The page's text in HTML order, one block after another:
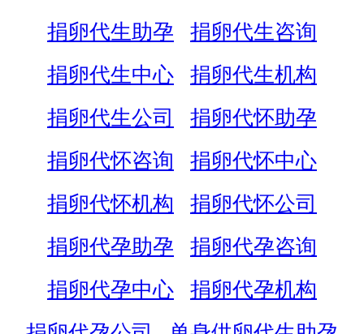
捐卵代生助孕
捐卵代生咨询
捐卵代生中心
捐卵代生机构
捐卵代生公司
捐卵代怀助孕
捐卵代怀咨询
捐卵代怀中心
捐卵代怀机构
捐卵代怀公司
捐卵代孕助孕
捐卵代孕咨询
捐卵代孕中心
捐卵代孕机构